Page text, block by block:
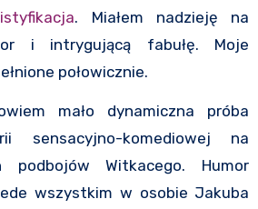
. Miałem nadzieję na
i intrygującą fabułę. Moje
połowicznie.
mało dynamiczna próba
sensacyjno-komediowej na
podbojów Witkacego. Humor
wszystkim w osobie Jakuba